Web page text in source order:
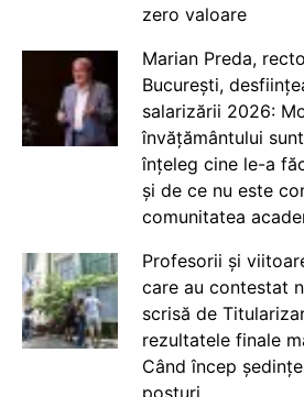
zero valoare
Marian Preda,
București,
salarizării 2026:
învățământului
înțeleg cine le-a
și de ce nu este
comunitatea
Profesorii și
care au contestat
scrisă de
rezultatele finale
Când încep
posturi